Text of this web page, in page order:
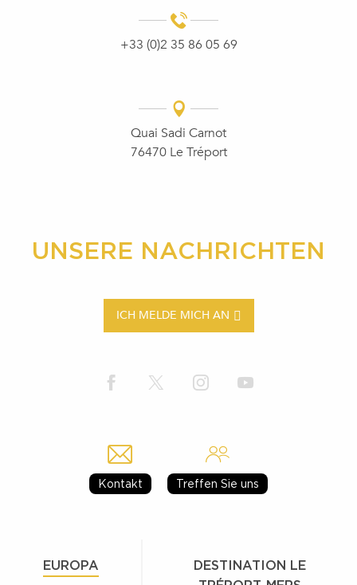
+33 (0)2 35 86 05 69
Quai Sadi Carnot
76470 Le Tréport
UNSERE NACHRICHTEN
ICH MELDE MICH AN
Kontakt Treffen Sie uns
EUROPA
DESTINATION LE